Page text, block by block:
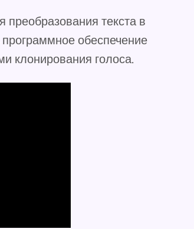
текста в
обеспечение
клонирования голоса.